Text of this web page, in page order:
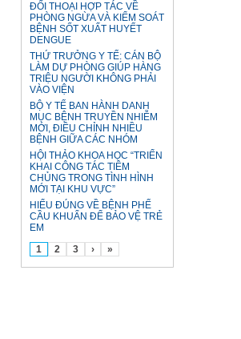
ĐỐI THOẠI HỢP TÁC VỀ
PHÒNG NGỪA VÀ KIỂM SOÁT
BỆNH SỐT XUẤT HUYẾT
DENGUE
THỨ TRƯỞNG Y TẾ: CÁN BỘ
LÀM DỰ PHÒNG GIÚP HÀNG
TRIỆU NGƯỜI KHÔNG PHẢI
VÀO VIỆN
BỘ Y TẾ BAN HÀNH DANH
MỤC BỆNH TRUYỀN NHIỄM
MỚI, ĐIỀU CHỈNH NHIỀU
BỆNH GIỮA CÁC NHÓM
HỘI THẢO KHOA HỌC “TRIỂN
KHAI CÔNG TÁC TIÊM
CHỦNG TRONG TÌNH HÌNH
MỚI TẠI KHU VỰC”
HIỂU ĐÚNG VỀ BỆNH PHẾ
CẦU KHUẨN ĐỂ BẢO VỆ TRẺ
EM
1
2 3 › »